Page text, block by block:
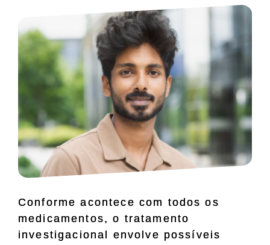
Conforme acontece com todos os
medicamentos, o tratamento
investigacional envolve possíveis